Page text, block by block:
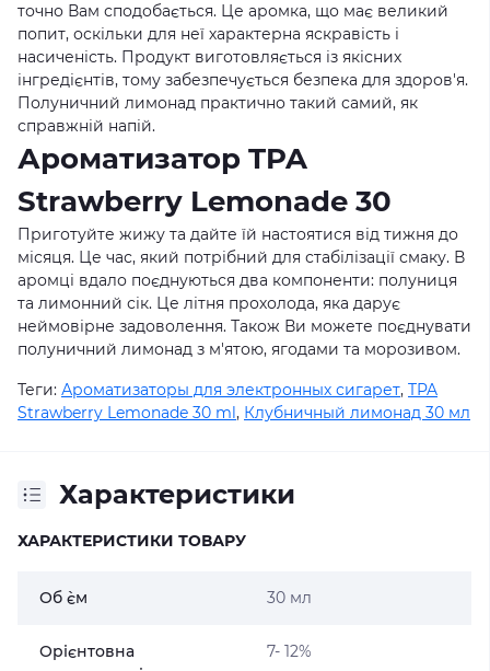
точно Вам сподобається. Це аромка, що має великий
попит, оскільки для неї характерна яскравість і
насиченість. Продукт виготовляється із якісних
інгредієнтів, тому забезпечується безпека для здоров'я.
Полуничний лимонад практично такий самий, як
справжній напій.
Ароматизатор TPA
Strawberry Lemonade 30
Приготуйте жижу та дайте їй настоятися від тижня до
місяця. Це час, який потрібний для стабілізації смаку. В
аромці вдало поєднуються два компоненти: полуниця
та лимонний сік. Це літня прохолода, яка дарує
неймовірне задоволення. Також Ви можете поєднувати
полуничний лимонад з м'ятою, ягодами та морозивом.
Теги: Ароматизаторы для электронных сигарет, TPA
Strawberry Lemonade 30 ml, Клубничный лимонад 30 мл
Характеристики
ХАРАКТЕРИСТИКИ ТОВАРУ
Об `єм 30 мл
Орієнтовна
7- 12%